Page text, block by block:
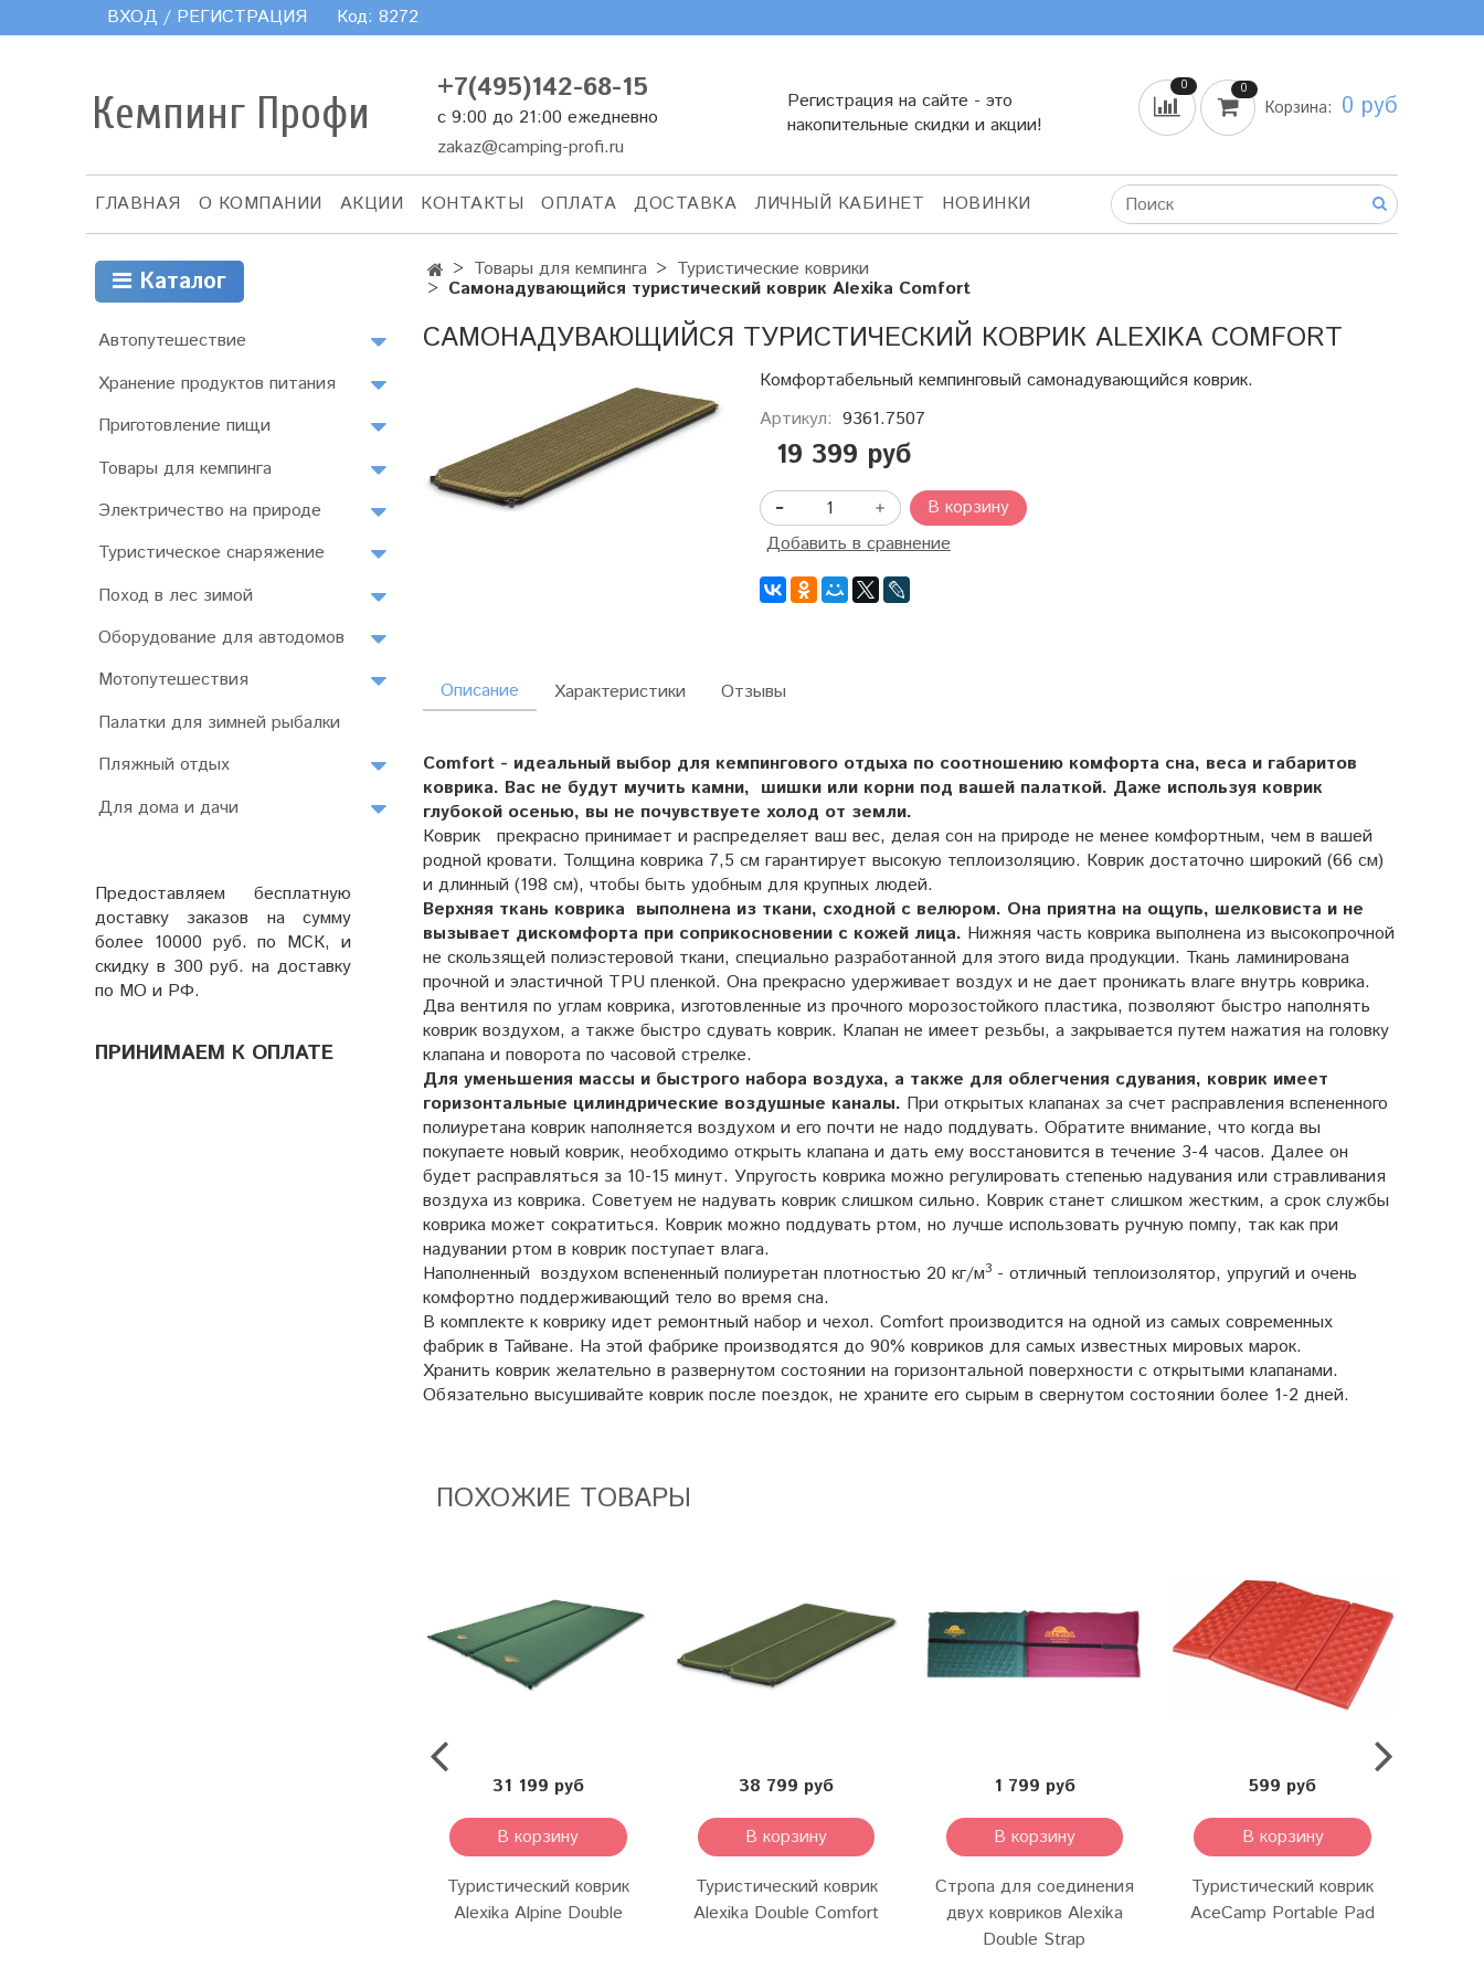
ВХОД / РЕГИСТРАЦИЯ Код:8272
Кемпинг Профи
+7(495)142-68-15
с 9:00 до 21:00 ежедневно
zakaz@camping-profi.ru
Регистрация на сайте - это
накопительные скидки и акции!
0 0
Корзина: 0 руб
ГЛАВНАЯ О КОМПАНИИ АКЦИИ КОНТАКТЫ ОПЛАТА ДОСТАВКА ЛИЧНЫЙ КАБИНЕТ НОВИНКИ
Товары для кемпинга Туристические коврики
Самонадувающийся туристический коврик Alexika Comfort
САМОНАДУВАЮЩИЙСЯ ТУРИСТИЧЕСКИЙ КОВРИК ALEXIKA COMFORT
Комфортабельный кемпинговый самонадувающийся коврик.
Артикул: 9361.7507
19 399 руб
В корзину
Добавить в сравнение
Описание
Comfort - идеальный выбор для кемпингового отдыха по соотношению комфорта сна, веса и габаритов
коврика. Вас не будут мучить камни, шишки или корни под вашей палаткой. Даже используя коврик
глубокой осенью, вы не почувствуете холод от земли.
Коврик прекрасно принимает и распределяет ваш вес, делая сон на природе не менее комфортным, чем в вашей
родной кровати. Толщина коврика 7,5 см гарантирует высокую теплоизоляцию. Коврик достаточно широкий (66 см)
и длинный (198 см), чтобы быть удобным для крупных людей.
Верхняя ткань коврика выполнена из ткани, сходной с велюром. Она приятна на ощупь, шелковиста и не
вызывает дискомфорта при соприкосновении с кожей лица. Нижняя часть коврика выполнена из высокопрочной
не скользящей полиэстеровой ткани, специально разработанной для этого вида продукции. Ткань ламинирована
прочной и эластичной TPU пленкой. Она прекрасно удерживает воздух и не дает проникать влаге внутрь коврика.
Два вентиля по углам коврика, изготовленные из прочного морозостойкого пластика, позволяют быстро наполнять
коврик воздухом, а также быстро сдувать коврик. Клапан не имеет резьбы, а закрывается путем нажатия на головку
клапана и поворота по часовой стрелке.
Для уменьшения массы и быстрого набора воздуха, а также для облегчения сдувания, коврик имеет
горизонтальные цилиндрические воздушные каналы. При открытых клапанах за счет расправления вспененного
полиуретана коврик наполняется воздухом и его почти не надо поддувать. Обратите внимание, что когда вы
покупаете новый коврик, необходимо открыть клапана и дать ему восстановится в течение 3-4 часов. Далее он
будет расправляться за 10-15 минут. Упругость коврика можно регулировать степенью надувания или стравливания
воздуха из коврика. Советуем не надувать коврик слишком сильно. Коврик станет слишком жестким, а срок службы
коврика может сократиться. Коврик можно поддувать ртом, но лучше использовать ручную помпу, так как при
надувании ртом в коврик поступает влага.
Наполненный воздухом вспененный полиуретан плотностью 20 кг/м3 - отличный теплоизолятор, упругий и очень
комфортно поддерживающий тело во время сна.
В комплекте к коврику идет ремонтный набор и чехол. Comfort производится на одной из самых современных
фабрик в Тайване. На этой фабрике производятся до 90% ковриков для самых известных мировых марок.
Хранить коврик желательно в развернутом состоянии на горизонтальной поверхности с открытыми клапанами.
Обязательно высушивайте коврик после поездок, не храните его сырым в свернутом состоянии более 1-2 дней.
Характеристики Отзывы
ПОХОЖИЕ ТОВАРЫ
31 199 руб
В корзину
Туристический коврик
Alexika Alpine Double
38 799 руб
В корзину
Туристический коврик
Alexika Double Comfort
1 799 руб
В корзину
Cтропа для соединения
двух ковриков Alexika
Double Strap
599 руб
В корзину
Туристический коврик
AceCamp Portable Pad
Каталог
Автопутешествие
Хранение продуктов питания
Приготовление пищи
Товары для кемпинга
Электричество на природе
Туристическое снаряжение
Поход в лес зимой
Оборудование для автодомов
Мотопутешествия
Палатки для зимней рыбалки
Пляжный отдых
Для дома и дачи
Предоставляем бесплатную
доставку заказов на сумму
более 10000 руб. по МСК, и
скидку в 300 руб. на доставку
по МО и РФ.
ПРИНИМАЕМ К ОПЛАТЕ